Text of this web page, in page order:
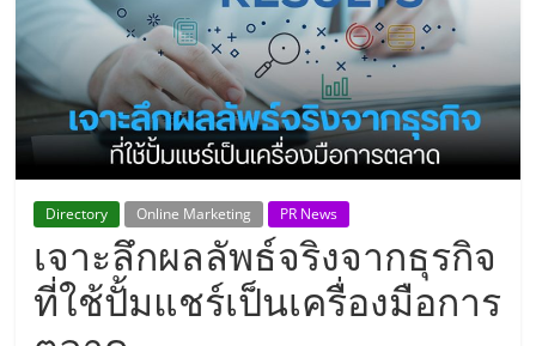
ประเทศไทย,
ThaiSMEsCenter,
รวม
ธุรกิจ
Directory Online Marketing PR News
เจาะลึกผลลัพธ์จริงจากธุรกิจ
ที่ใช้ปั้มแชร์เป็นเครื่องมือการ